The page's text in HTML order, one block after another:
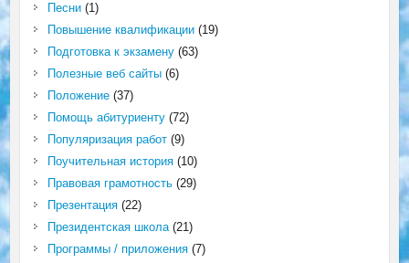
Песни(1)
Повышение квалификации(19)
Подготовка к экзамену(63)
Полезные веб сайты(6)
Положение(37)
Помощь абитуриенту(72)
Популяризация работ(9)
Поучительная история(10)
Правовая грамотность(29)
Презентация(22)
Президентская школа(21)
Программы / приложения(7)